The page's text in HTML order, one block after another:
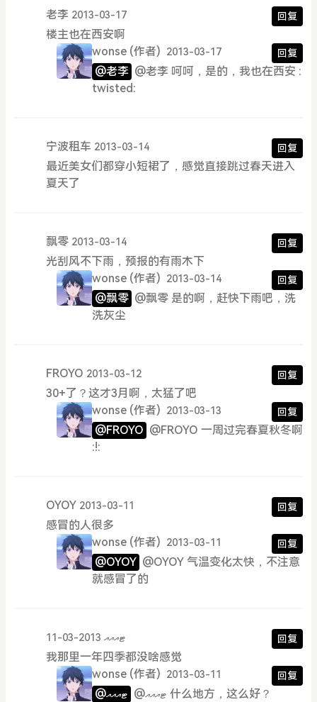
老李 2013-03-17 回复
楼主也在西安啊
wonse (作者) 2013-03-17 回复
@老李 @老李 呵呵，是的，我也在西安 :
twisted:
宁波租车 2013-03-14 回复
最近美女们都穿小短裙了，感觉直接跳过春天进入
夏天了
飘零 2013-03-14 回复
光刮风不下雨，预报的有雨木下
wonse (作者) 2013-03-14 回复
@飘零 @飘零 是的啊，赶快下雨吧，洗
洗灰尘
FROYO 2013-03-12 回复
30+了？这才3月啊，太猛了吧
wonse (作者) 2013-03-13 回复
@FROYO @FROYO 一周过完春夏秋冬啊
:!:
OYOY 2013-03-11 回复
感冒的人很多
wonse (作者) 2013-03-11 回复
@OYOY @OYOY 气温变化太快，不注意
就感冒了的
ޓއއއ 2013-03-11 回复
我那里一年四季都没啥感觉
wonse (作者) 2013-03-11 回复
@ޓއއއ @ޓއއއ 什么地方，这么好？